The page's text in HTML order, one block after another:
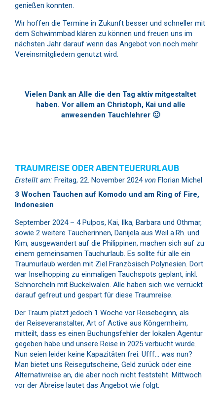
genießen konnten.
Wir hoffen die Termine in Zukunft besser und schneller mit
dem Schwimmbad klären zu können und freuen uns im
nächsten Jahr darauf wenn das Angebot von noch mehr
Vereinsmitgliedern genutzt wird.
Vielen Dank an Alle die den Tag aktiv mitgestaltet
haben. Vor allem an Christoph, Kai und alle
anwesenden Tauchlehrer 🙂
TRAUMREISE ODER ABENTEUERURLAUB
Erstellt am: Freitag, 22. November 2024 von Florian Michel
3 Wochen Tauchen auf Komodo und am Ring of Fire,
Indonesien
September 2024 – 4 Pulpos, Kai, Ilka, Barbara und Othmar,
sowie 2 weitere Taucherinnen, Danijela aus Weil a.Rh. und
Kim, ausgewandert auf die Philippinen, machen sich auf zu
einem gemeinsamen Tauchurlaub. Es sollte für alle ein
Traumurlaub werden mit Ziel Französisch Polynesien. Dort
war Inselhopping zu einmaligen Tauchspots geplant, inkl.
Schnorcheln mit Buckelwalen. Alle haben sich wie verrückt
darauf gefreut und gespart für diese Traumreise.
Der Traum platzt jedoch 1 Woche vor Reisebeginn, als
der Reiseveranstalter, Art of Active aus Köngernheim,
mitteilt, dass es einen Buchungsfehler der lokalen Agentur
gegeben habe und unsere Reise in 2025 verbucht wurde.
Nun seien leider keine Kapazitäten frei. Ufff… was nun?
Man bietet uns Reisegutscheine, Geld zurück oder eine
Alternativreise an, die aber noch nicht feststeht. Mittwoch
vor der Abreise lautet das Angebot wie folgt: